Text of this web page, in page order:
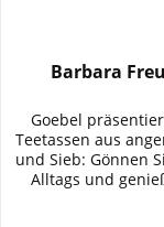
Barbara
Goebel
Teetassen aus
und Sieb: Gönnen
Alltags und